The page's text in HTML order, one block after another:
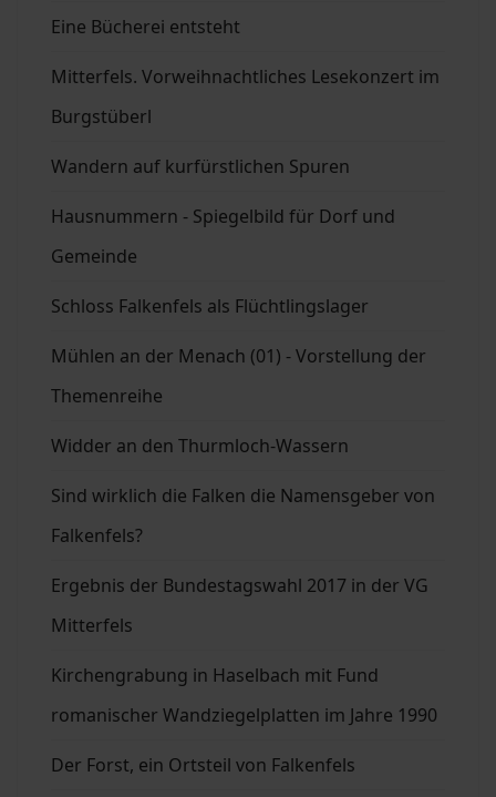
Eine Bücherei entsteht
Mitterfels. Vorweihnachtliches Lesekonzert im
Burgstüberl
Wandern auf kurfürstlichen Spuren
Hausnummern - Spiegelbild für Dorf und
Gemeinde
Schloss Falkenfels als Flüchtlingslager
Mühlen an der Menach (01) - Vorstellung der
Themenreihe
Widder an den Thurmloch-Wassern
Sind wirklich die Falken die Namensgeber von
Falkenfels?
Ergebnis der Bundestagswahl 2017 in der VG
Mitterfels
Kirchengrabung in Haselbach mit Fund
romanischer Wandziegelplatten im Jahre 1990
Der Forst, ein Ortsteil von Falkenfels